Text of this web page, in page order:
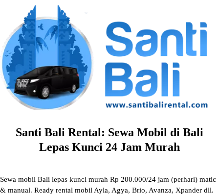
content
Santi Bali Rental: Sewa Mobil di Bali
Lepas Kunci 24 Jam Murah
Sewa mobil Bali lepas kunci murah Rp 200.000/24 jam (perhari) matic
& manual. Ready rental mobil Ayla, Agya, Brio, Avanza, Xpander dll.